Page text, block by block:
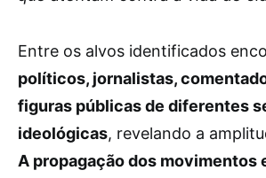
Entre os alvos identificados
políticos, jornalistas,
figuras públicas de diferentes
ideológicas, revelando a
A propagação dos movimentos